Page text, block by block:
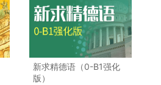
新求精德语（0-B1强化
版）